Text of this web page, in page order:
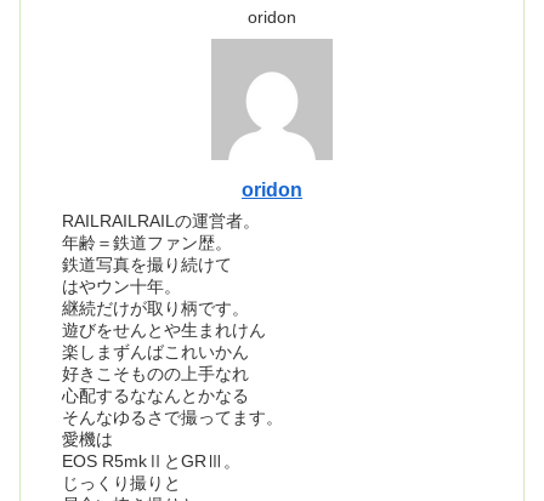
oridon
oridon
RAILRAILRAILの運営者。
年齢＝鉄道ファン歴。
鉄道写真を撮り続けて
はやウン十年。
継続だけが取り柄です。
遊びをせんとや生まれけん
楽しまずんばこれいかん
好きこそものの上手なれ
心配するななんとかなる
そんなゆるさで撮ってます。
愛機は
EOS R5mkⅡとGRⅢ。
じっくり撮りと